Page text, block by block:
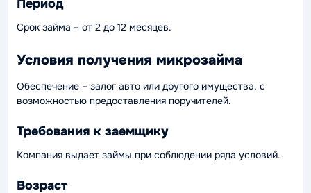
Период
Срок займа – от 2 до 12 месяцев.
Условия получения микрозайма
Обеспечение – залог авто или другого имущества, с
возможностью предоставления поручителей.
Требования к заемщику
Компания выдает займы при соблюдении ряда условий.
Возраст